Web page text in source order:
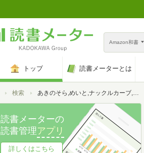
Amazon和書
トップ 読書メーターとは
トップ検索 あきのそら,めいと,ナックルカーブ,武藤まと,まりお,ディビ,F4U,カヅチ,七尾ゆきじ,東鉄神,ヲルト,ボボボ,楝蛙,二条かため,溝口ぜらちん,東雲龍,ミナギリ,らま,荒田川にけい,ミカリン,fu-ta,しっかり者のタカシくん
読書メーターの
読書管理アプリ
詳しくはこちら